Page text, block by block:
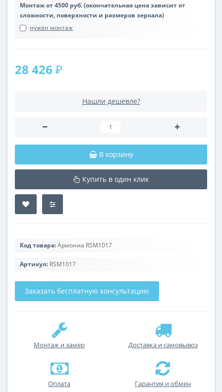
Монтаж от 4500 руб. (окончательная цена зависит от
сложности, поверхности и размеров зеркала)
нужен монтаж
28 426 ₽
Нашли дешевле?
В корзину
Купить в один клик
Код товара:Армониа RSM1017
Артикул: RSM1017
Заказать бесплатную консультацию
Монтаж и замер Доставка и самовывоз
Оплата Гарантия и обмен